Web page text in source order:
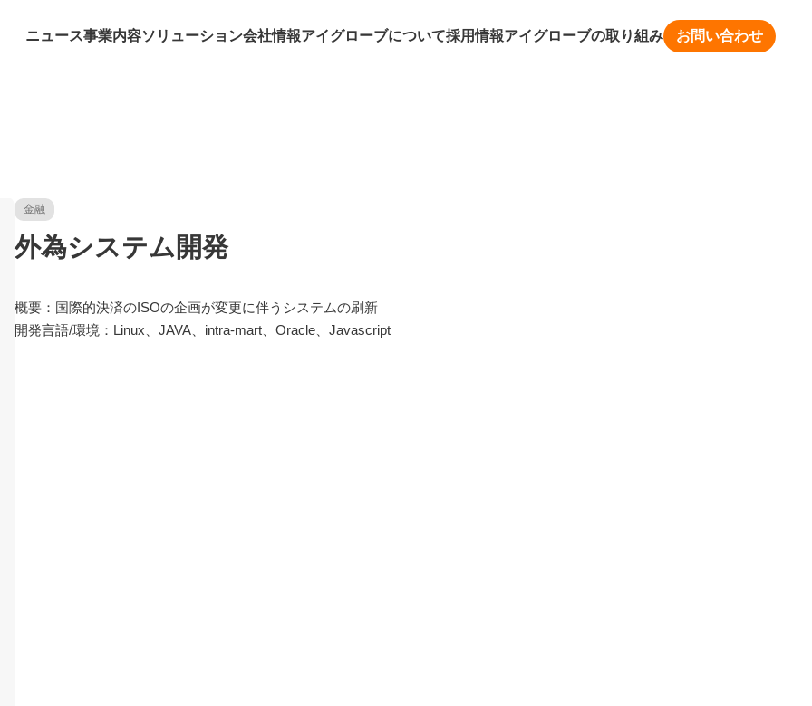
ニュース事業内容ソリューション会社情報アイグローブについて採用情報アイグローブの取り組み お問い合わせ
金融
外為システム開発
概要：国際的決済のISOの企画が変更に伴うシステムの刷新
開発言語/環境：Linux、JAVA、intra-mart、Oracle、Javascript